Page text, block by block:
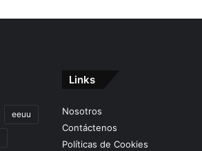
eeuu
Links
Nosotros
Contáctenos
Políticas de Cookies